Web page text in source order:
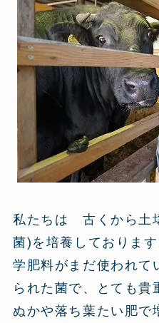
私たちは 古くから土
菌)を培養しておりま
学肥料がまだ使われて
られた菌で、とても貴
ぬかや落ち葉たい肥で